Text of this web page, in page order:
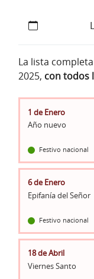
La lista
2025, con todos
1 de Enero
Año nuevo
Festivo nacional
6 de Enero
Epifanía del Señor
Festivo nacional
18 de Abril
Viernes Santo